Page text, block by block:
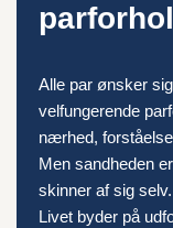
Alle par ønsker
velfungerende
nærhed,
Men sandheden
skinner af sig selv.
Livet byder på